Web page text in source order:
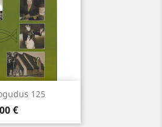
125
€